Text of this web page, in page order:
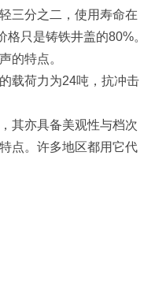
三分之二，使用寿命在
只是铸铁井盖的80%。
的特点。
载荷力为24吨，抗冲击
其亦具备美观性与档次
点。许多地区都用它代